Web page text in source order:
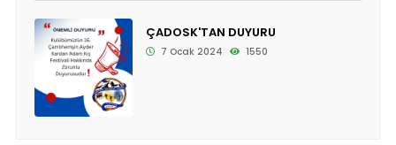
ÇADOSK'TAN DUYURU
7 Ocak 2024 1550